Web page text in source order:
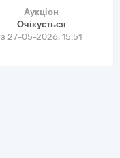
Аукціон
Очікується
з27-05-2026, 15:51